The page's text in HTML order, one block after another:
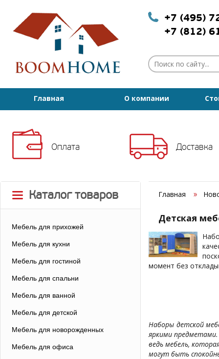
+7 (495)
+7 (812)
Главная О компании
Оплата Доставка
Каталог товаров
Мебель для прихожей
Мебель для кухни
Мебель для гостиной
Мебель для спальни
Мебель для ванной
Мебель для детской
Мебель для новорожденных
Мебель для офиса
Главная
Детская
момент без
Наборы детской
яркими
ведь мебель,
могут быть